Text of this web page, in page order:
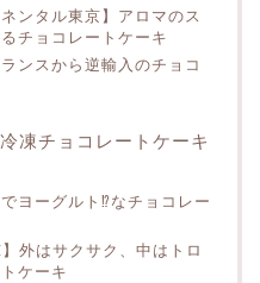
ンタル東京】アロマのス
チョコレートケーキ
ンスから逆輸入のチョコ
凍チョコレートケーキ
でヨーグルト⁉︎なチョコレー
外はサクサク、中はトロ
ケーキ